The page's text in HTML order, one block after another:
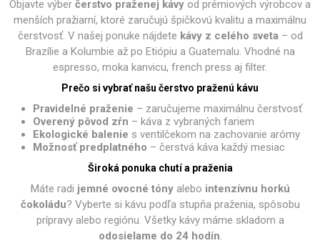
Objavte výber čerstvo praženej kávy od prémiových výrobcov a
menších pražiarní, ktoré zaručujú špičkovú kvalitu a maximálnu
čerstvosť. V našej ponuke nájdete kávy z celého sveta– od
Brazílie a Kolumbie až po Etiópiu a Guatemalu. Vhodné na
espresso, moka kanvicu, french press aj filter.
Prečo si vybrať našu čerstvo praženú kávu
Pravidelné praženie – zaručujeme maximálnu čerstvosť
Overený pôvod zŕn – káva z vybraných fariem
Ekologické balenie s ventilčekom na zachovanie arómy
Možnosť predplatného – čerstvá káva každý mesiac
Široká ponuka chutí a praženia
Máte radi jemné ovocné tónyalebo intenzívnu horkú
čokoládu? Vyberte si kávu podľa stupňa praženia, spôsobu
prípravy alebo regiónu. Všetky kávy máme skladom a
odosielame do 24 hodín.